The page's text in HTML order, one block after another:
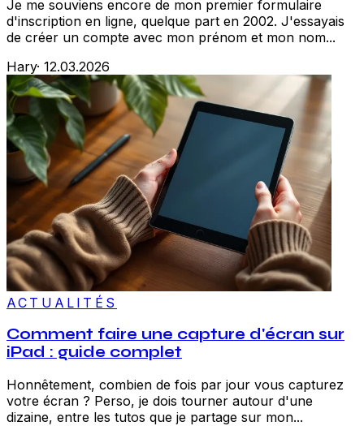
Je me souviens encore de mon premier formulaire
d'inscription en ligne, quelque part en 2002. J'essayais
de créer un compte avec mon prénom et mon nom...
Hary· 12.03.2026
ACTUALITÉS
Comment faire une capture d'écran sur
iPad : guide complet
Honnêtement, combien de fois par jour vous capturez
votre écran ? Perso, je dois tourner autour d'une
dizaine, entre les tutos que je partage sur mon...